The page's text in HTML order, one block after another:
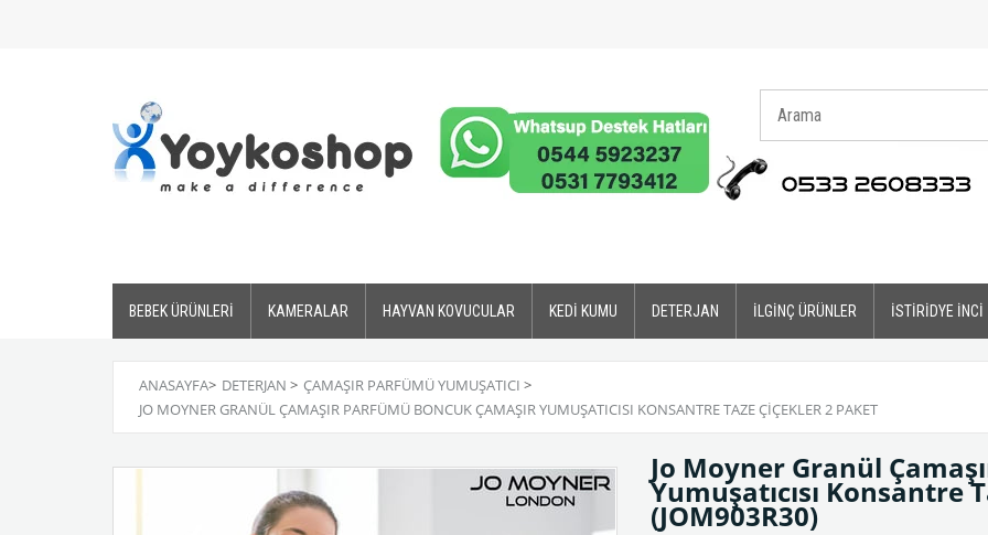
BEBEK ÜRÜNLERİ KAMERALAR HAYVAN KOVUCULAR KEDİ KUMU DETERJAN İLGİNÇ ÜRÜNLER İSTİRİDYE İNCİ
ANASAYFA> DETERJAN > ÇAMAŞIR PARFÜMÜ YUMUŞATICI >
JO MOYNER GRANÜL ÇAMAŞIR PARFÜMÜ BONCUK ÇAMAŞIR YUMUŞATICISI KONSANTRE TAZE ÇIÇEKLER 2 PAKET
Jo Moyner Granül
Yumuşatıcısı Konsantre
(JOM903R30)